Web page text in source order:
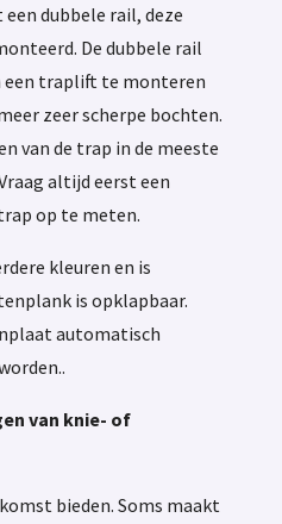
een dubbele rail, deze
De dubbele rail
traplift te monteren
zeer scherpe bochten.
van de trap in de meeste
altijd eerst een
op te meten.
kleuren en is
is opklapbaar.
automatisch
van knie- of
bieden. Soms maakt